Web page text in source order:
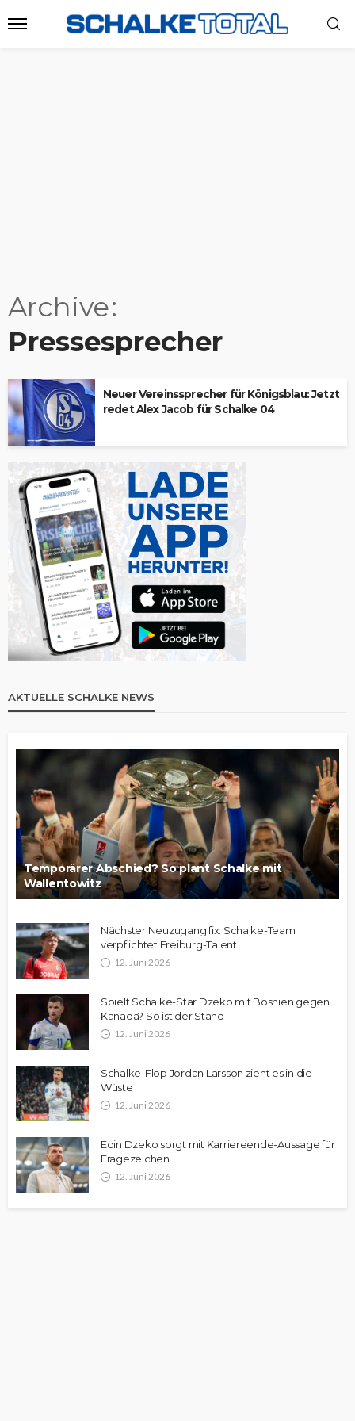
Archive
Pressesprecher
Neuer Vereinssprecher für Königsblau: Jetzt
redet Alex Jacob für Schalke 04
AKTUELLE SCHALKE NEWS
Temporärer Abschied? So plant Schalke mit
Wallentowitz
Nächster Neuzugang fix: Schalke-Team
verpflichtet Freiburg-Talent
12. Juni 2026
Spielt Schalke-Star Dzeko mit Bosnien gegen
Kanada? So ist der Stand
12. Juni 2026
Schalke-Flop Jordan Larsson zieht es in die
Wüste
12. Juni 2026
Edin Dzeko sorgt mit Karriereende-Aussage für
Fragezeichen
12. Juni 2026